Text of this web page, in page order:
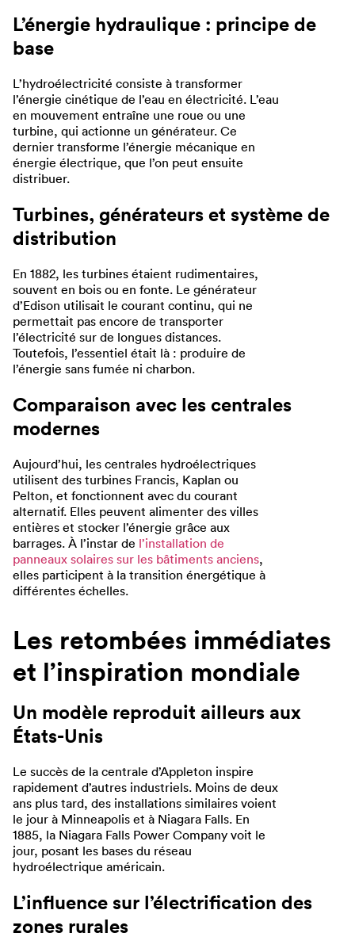
L’énergie hydraulique : principe de
base
L’hydroélectricité consiste à transformer
l’énergie cinétique de l’eau en électricité. L’eau
en mouvement entraîne une roue ou une
turbine, qui actionne un générateur. Ce
dernier transforme l’énergie mécanique en
énergie électrique, que l’on peut ensuite
distribuer.
Turbines, générateurs et système de
distribution
En 1882, les turbines étaient rudimentaires,
souvent en bois ou en fonte. Le générateur
d’Edison utilisait le courant continu, qui ne
permettait pas encore de transporter
l’électricité sur de longues distances.
Toutefois, l’essentiel était là : produire de
l’énergie sans fumée ni charbon.
Comparaison avec les centrales
modernes
Aujourd’hui, les centrales hydroélectriques
utilisent des turbines Francis, Kaplan ou
Pelton, et fonctionnent avec du courant
alternatif. Elles peuvent alimenter des villes
entières et stocker l’énergie grâce aux
barrages. À l’instar de l’installation de
panneaux solaires sur les bâtiments anciens,
elles participent à la transition énergétique à
différentes échelles.
Les retombées immédiates
et l’inspiration mondiale
Un modèle reproduit ailleurs aux
États-Unis
Le succès de la centrale d’Appleton inspire
rapidement d’autres industriels. Moins de deux
ans plus tard, des installations similaires voient
le jour à Minneapolis et à Niagara Falls. En
1885, la Niagara Falls Power Company voit le
jour, posant les bases du réseau
hydroélectrique américain.
L’influence sur l’électrification des
zones rurales